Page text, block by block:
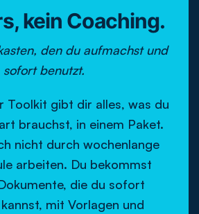
kein Coaching.
den du aufmachst und
sofort benutzt.
Toolkit gibt dir alles, was du
brauchst, in einem Paket.
nicht durch wochenlange
arbeiten. Du bekommst
die du sofort
mit Vorlagen und